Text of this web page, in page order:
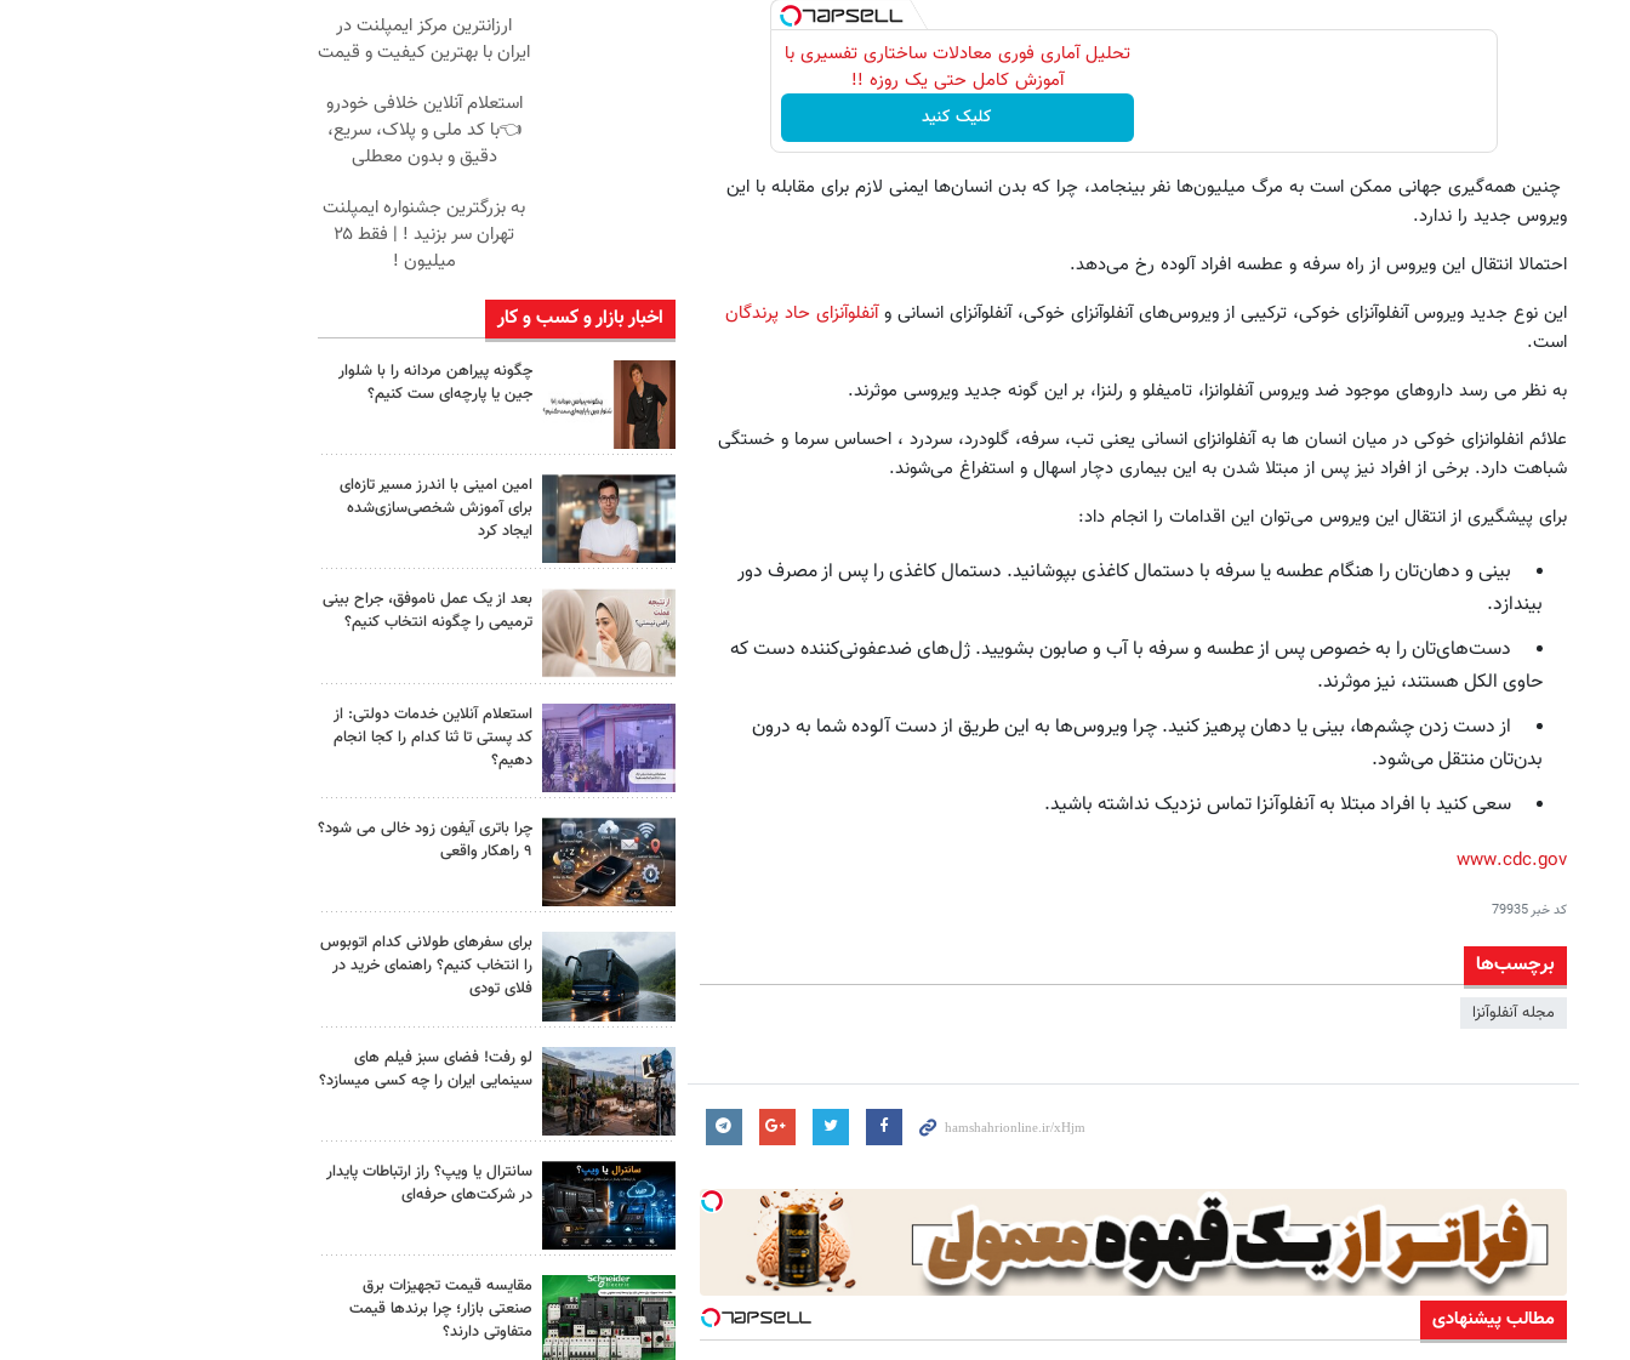
تحلیل آماری فوری معادلات ساختاری تفسیری با
آموزش کامل حتی یک روزه !!
کلیک کنید
چنین همه‌گیری جهانی ممکن است به مرگ میلیون‌ها نفر بینجامد، چرا که بدن انسان‌ها ایمنی لازم برای مقابله با این
ویروس جدید را ندارد.
احتمالا انتقال این ویروس از راه سرفه‌ و عطسه افراد آلوده رخ می‌دهد.
این نوع جدید ویروس آنفلوآنزای خوکی، ترکیبی از ویروس‌های آنفلوآنزای خوکی، آنفلوآنزای انسانی وآنفلوآنزای حاد پرندگان
است.
به نظر می رسد داروهای موجود ضد ویروس آنفلوانزا، تامیفلو و رلنزا، بر این گونه جدید ویروسی موثرند.
علائم انفلوانزای خوکی در میان انسان ها به آنفلوانزای انسانی یعنی تب، سرفه، گلودرد، سردرد ، احساس سرما و خستگی
شباهت دارد. برخی از افراد نیز پس از مبتلا شدن به این بیماری دچار اسهال و استفراغ می‌شوند.
برای پیشگیری از انتقال این ویروس می‌توان این اقدامات را انجام داد:
بینی و دهان‌تان را هنگام عطسه یا سرفه با دستمال کاغذی بپوشانید. دستمال کاغذی را پس از مصرف دور
بیندازد.
دست‌های‌تان را به خصوص پس از عطسه و سرفه با آب و صابون بشویید. ژل‌های ضدعفونی‌کننده دست که
حاوی الکل هستند، نیز موثرند.
از دست زدن چشم‌ها، بینی یا دهان پرهیز کنید. چرا ویروس‌ها به این طریق از دست آلوده شما به درون
بدن‌تان منتقل می‌شود.
سعی کنید با افراد مبتلا به آنفلوآنزا تماس نزدیک نداشته باشید.
www.cdc.gov
کد خبر79935
برچسب‌ها
مجله آنفلوآنزا
مطالب پیشنهادی
ارزانترین مرکز ایمپلنت در
ایران با بهترین کیفیت و قیمت
استعلام آنلاین خلافی خودرو
👈با کد ملی و پلاک، سریع،
دقیق و بدون معطلی
به بزرگترین جشنواره ایمپلنت
تهران سر بزنید ! | فقط ۲۵
میلیون !
اخبار بازار و کسب و کار
چگونه پیراهن مردانه را با شلوار
جین یا پارچه‌ای ست کنیم؟
امین امینی با اندرز مسیر تازه‌ای
برای آموزش شخصی‌سازی‌شده
ایجاد کرد
بعد از یک عمل ناموفق، جراح بینی
ترمیمی را چگونه انتخاب کنیم؟
استعلام آنلاین خدمات دولتی: از
کد پستی تا ثنا کدام را کجا انجام
دهیم؟
چرا باتری آیفون زود خالی می شود؟
۹ راهکار واقعی
برای سفرهای طولانی کدام اتوبوس
را انتخاب کنیم؟ راهنمای خرید در
فلای تودی
لو رفت! فضای سبز فیلم های
سینمایی ایران را چه کسی میسازد؟
سانترال یا ویپ؟ راز ارتباطات پایدار
در شرکت‌های حرفه‌ای
مقایسه قیمت تجهیزات برق
صنعتی بازار؛ چرا برندها قیمت
متفاوتی دارند؟